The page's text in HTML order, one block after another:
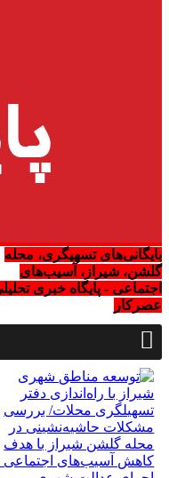
بایگانی‌های تسهیگری، محله
گلشن، شیراز، آسیب‌های
اجتماعی - پایگاه خبری
عصرکار